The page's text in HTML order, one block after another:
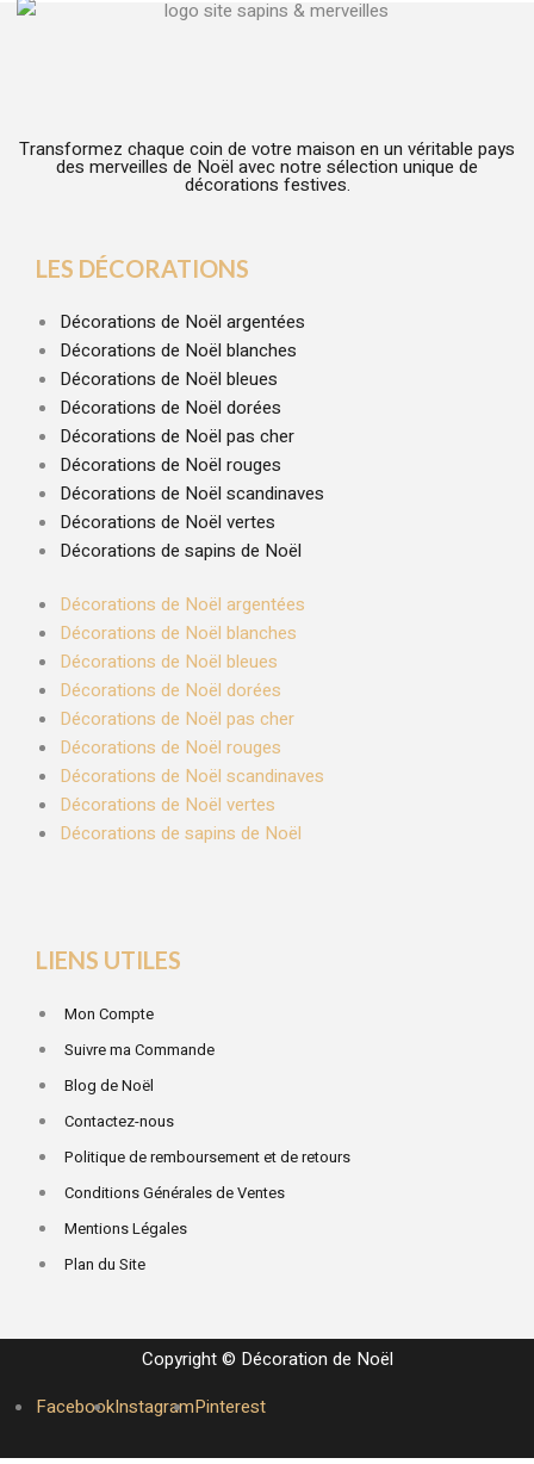
Transformez chaque coin de votre maison en un véritable pays
des merveilles de Noël avec notre sélection unique de
décorations festives.
LES DÉCORATIONS
Décorations de Noël argentées
Décorations de Noël blanches
Décorations de Noël bleues
Décorations de Noël dorées
Décorations de Noël pas cher
Décorations de Noël rouges
Décorations de Noël scandinaves
Décorations de Noël vertes
Décorations de sapins de Noël
Décorations de Noël argentées
Décorations de Noël blanches
Décorations de Noël bleues
Décorations de Noël dorées
Décorations de Noël pas cher
Décorations de Noël rouges
Décorations de Noël scandinaves
Décorations de Noël vertes
Décorations de sapins de Noël
LIENS UTILES
Mon Compte
Suivre ma Commande
Blog de Noël
Contactez-nous
Politique de remboursement et de retours
Conditions Générales de Ventes
Mentions Légales
Plan du Site
Copyright © Décoration de Noël
FacebookInstagramPinterest